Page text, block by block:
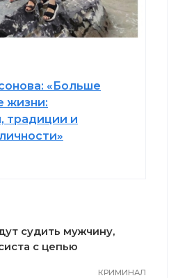
«Больше
жизни:
традиции и
судить мужчину,
с цепью
КРИМИНАЛ